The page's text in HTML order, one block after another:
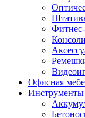
Консоли
Офисная
Инструменты